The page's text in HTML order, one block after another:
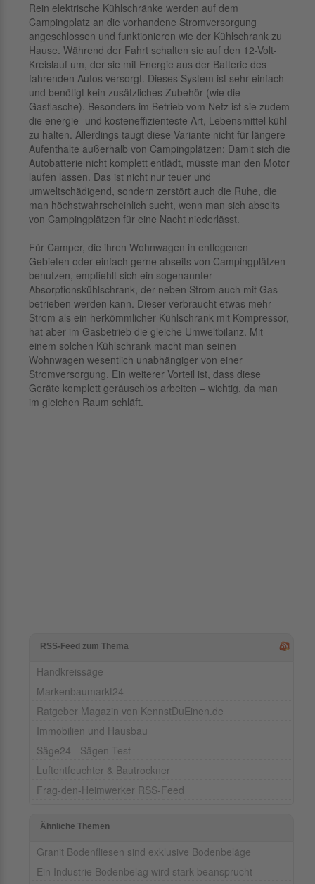
Rein elektrische Kühlschränke werden auf dem
Campingplatz an die vorhandene Stromversorgung
angeschlossen und funktionieren wie der Kühlschrank zu
Hause. Während der Fahrt schalten sie auf den 12-Volt-
Kreislauf um, der sie mit Energie aus der Batterie des
fahrenden Autos versorgt. Dieses System ist sehr einfach
und benötigt kein zusätzliches Zubehör (wie die
Gasflasche). Besonders im Betrieb vom Netz ist sie zudem
die energie- und kosteneffizienteste Art, Lebensmittel kühl
zu halten. Allerdings taugt diese Variante nicht für längere
Aufenthalte außerhalb von Campingplätzen: Damit sich die
Autobatterie nicht komplett entlädt, müsste man den Motor
laufen lassen. Das ist nicht nur teuer und
umweltschädigend, sondern zerstört auch die Ruhe, die
man höchstwahrscheinlich sucht, wenn man sich abseits
von Campingplätzen für eine Nacht niederlässt.
Für Camper, die ihren Wohnwagen in entlegenen
Gebieten oder einfach gerne abseits von Campingplätzen
benutzen, empfiehlt sich ein sogenannter
Absorptionskühlschrank, der neben Strom auch mit Gas
betrieben werden kann. Dieser verbraucht etwas mehr
Strom als ein herkömmlicher Kühlschrank mit Kompressor,
hat aber im Gasbetrieb die gleiche Umweltbilanz. Mit
einem solchen Kühlschrank macht man seinen
Wohnwagen wesentlich unabhängiger von einer
Stromversorgung. Ein weiterer Vorteil ist, dass diese
Geräte komplett geräuschlos arbeiten – wichtig, da man
im gleichen Raum schläft.
RSS-Feed zum Thema
Handkreissäge
Markenbaumarkt24
Ratgeber Magazin von KennstDuEinen.de
Immobilien und Hausbau
Säge24 - Sägen Test
Luftentfeuchter & Bautrockner
Frag-den-Heimwerker RSS-Feed
Ähnliche Themen
Granit Bodenfliesen sind exklusive Bodenbeläge
Ein Industrie Bodenbelag wird stark beansprucht